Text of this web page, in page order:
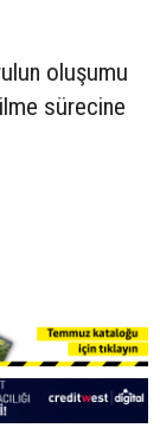
oluşumu
sürecine